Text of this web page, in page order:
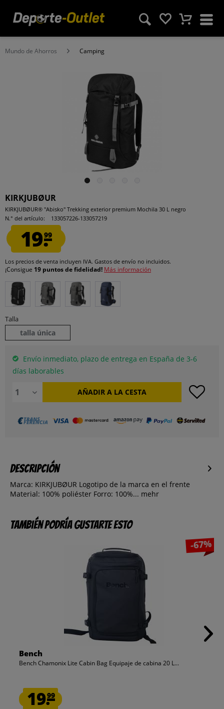
Mundo de Ahorros Camping
KIRKJUBØUR
KIRKJUBØUR® "Abisko" Trekking exterior premium Mochila 30 L negro
N.° del artículo:
133057226-133057219
19.99
Los precios de venta incluyen IVA. Gastos de envío no incluidos.
¡Consigue 19 puntos de fidelidad! Más información
Talla
talla única
Envío inmediato, plazo de entrega en España de 3-6
días laborables
AÑADIR A LA CESTA
Descripción
Marca: KIRKJUBØUR Logotipo de la marca en el frente
Material: 100% poliéster Forro: 100%... mehr
También podría gustarte esto
-67%
Bench
Bench Chamonix Lite Cabin Bag Equipaje de cabina 20 L...
19.99